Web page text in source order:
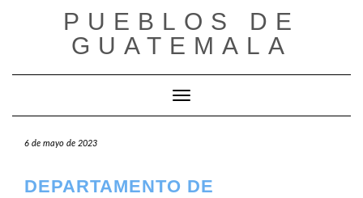
PUEBLOS DE
GUATEMALA
Cambiar modo de navegación
6 de mayo de 2023
DEPARTAMENTO DE